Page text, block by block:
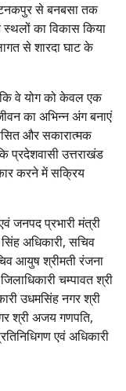
टनकपुर से बनबसा तक
स्थलों का विकास किया
से शारदा घाट के
वे योग को केवल एक
का अभिन्न अंग बनाएं
और सकारात्मक
प्रदेशवासी उत्तराखंड
करने में सक्रिय
जनपद प्रभारी मंत्री
अधिकारी, सचिव
आयुष श्रीमती रंजना
चम्पावत श्री
उधमसिंह नगर श्री
श्री अजय गणपति,
एवं अधिकारी